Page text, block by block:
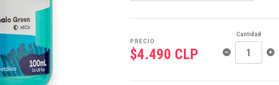
PRECIO
$4.490 CLP
Cantidad